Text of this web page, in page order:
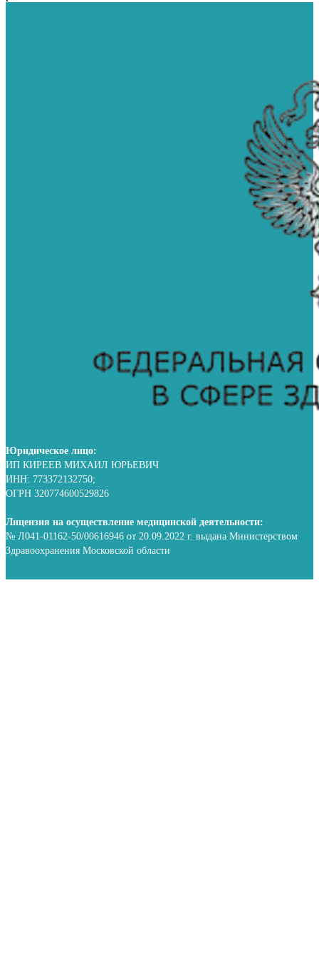
Юридическое лицо:
ИП КИРЕЕВ МИХАИЛ ЮРЬЕВИЧ
ИНН: 773372132750;
ОГРН 320774600529826
Лицензия на осуществление медицинской деятельности:
№ Л041-01162-50/00616946 от 20.09.2022 г. выдана Министерством
Здравоохранения Московской области